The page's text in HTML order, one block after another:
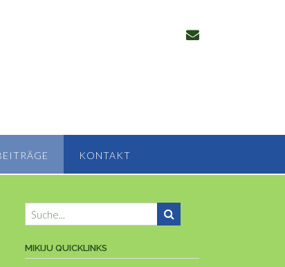
KONTAKT
MIKIJU QUICKLINKS